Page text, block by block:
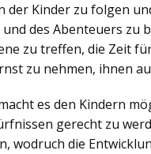
der Kinder zu folgen
des Abenteuers
zu treffen, die Zeit
zu nehmen, ihnen
es den Kindern
gerecht zu
wodruch die